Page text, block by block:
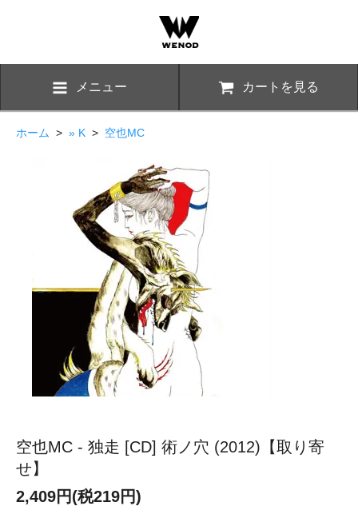
メニュー カートを見る
ホーム > » K > 空也MC
空也MC - 独走 [CD] 術ノ穴 (2012)【取り寄
せ】
2,409円(税219円)